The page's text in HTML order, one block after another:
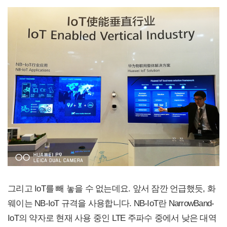
그리고 IoT를 빼 놓을 수 없는데요. 앞서 잠깐 언급했듯, 화
웨이는 NB-IoT 규격을 사용합니다. NB-IoT란 NarrowBand-
IoT의 약자로 현재 사용 중인 LTE 주파수 중에서 낮은 대역